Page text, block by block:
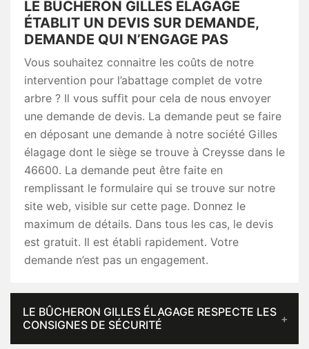
LE BÛCHERON GILLES ÉLAGAGE
ÉTABLIT UN DEVIS SUR DEMANDE,
DEMANDE QUI N’ENGAGE PAS
Vous souhaitez connaitre les coûts de notre
intervention pour l’abattage complet de votre
arbre ? Il vous suffit pour cela de nous envoyer
une demande de devis. La demande peut se faire
en déposant une demande à notre société Gilles
élagage dont le siège se trouve à Creysse dans le
46600. La demande peut être faite en
remplissant le formulaire qui se trouve sur notre
site web, visible sur cette page. Donnez le
maximum de détails. Dans tous les cas, le devis
est gratuit. Il est établi rapidement. Votre
demande n’est pas un engagement.
LE BÛCHERON GILLES ÉLAGAGE RESPECTE LES
CONSIGNES DE SÉCURITÉ